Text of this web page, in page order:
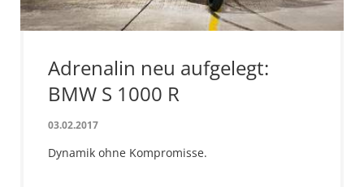
Adrenalin neu aufgelegt:
BMW S 1000 R
03.02.2017
Dynamik ohne Kompromisse.